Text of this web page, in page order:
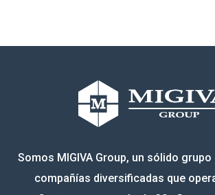
Somos MIGIVA Group, un sólido
compañías diversificadas que